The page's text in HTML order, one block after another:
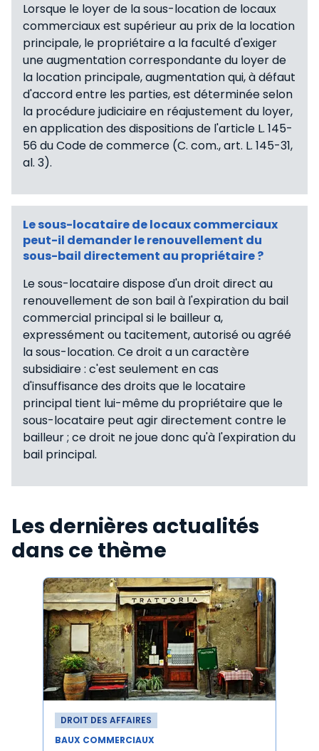
Lorsque le loyer de la sous-location de locaux
commerciaux est supérieur au prix de la location
principale, le propriétaire a la faculté d'exiger
une augmentation correspondante du loyer de
la location principale, augmentation qui, à défaut
d'accord entre les parties, est déterminée selon
la procédure judiciaire en réajustement du loyer,
en application des dispositions de l'article L. 145-
56 du Code de commerce (C. com., art. L. 145-31,
al. 3).
Le sous-locataire de locaux commerciaux
peut-il demander le renouvellement du
sous-bail directement au propriétaire ?
Le sous-locataire dispose d'un droit direct au
renouvellement de son bail à l'expiration du bail
commercial principal si le bailleur a,
expressément ou tacitement, autorisé ou agréé
la sous-location. Ce droit a un caractère
subsidiaire : c'est seulement en cas
d'insuffisance des droits que le locataire
principal tient lui-même du propriétaire que le
sous-locataire peut agir directement contre le
bailleur ; ce droit ne joue donc qu'à l'expiration du
bail principal.
Les dernières actualités
dans ce thème
DROIT DES AFFAIRES
BAUX COMMERCIAUX